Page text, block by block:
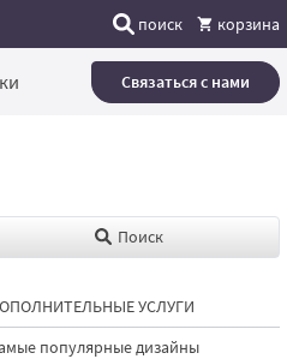
поиск корзина
Связаться с нами
Поиск
УСЛУГИ
популярные дизайны